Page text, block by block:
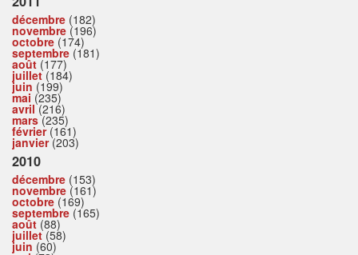
décembre (182)
novembre (196)
octobre (174)
septembre (181)
août (177)
juillet(184)
juin (199)
mai (235)
avril(216)
mars(235)
février(161)
janvier(203)
2010
décembre (153)
novembre (161)
octobre (169)
septembre (165)
août (88)
juillet(58)
juin (60)